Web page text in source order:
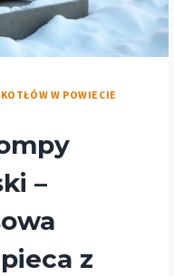
W POWIECIE
–
z